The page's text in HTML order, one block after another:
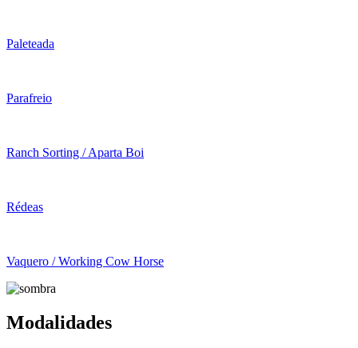
Paleteada
Parafreio
Ranch Sorting / Aparta Boi
Rédeas
Vaquero / Working Cow Horse
Modalidades